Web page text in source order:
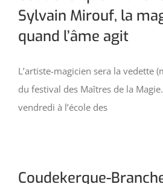
Sylvain Mirouf, la
quand l’âme agit
L’artiste-magicien sera la vedette
du festival des Maîtres de la
vendredi à l’école des
Coudekerque-